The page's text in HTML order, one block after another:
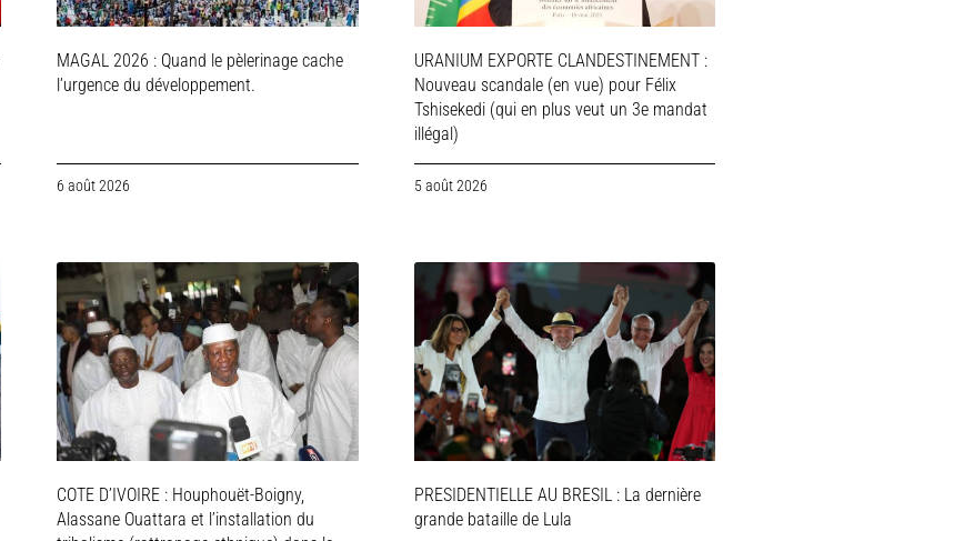
MAGAL 2026 : Quand le pèlerinage cache
l’urgence du développement.
6 août 2026
URANIUM EXPORTE CLANDESTINEMENT :
Nouveau scandale (en vue) pour Félix
Tshisekedi (qui en plus veut un 3e mandat
illégal)
5 août 2026
COTE D’IVOIRE : Houphouët-Boigny,
Alassane Ouattara et l’installation du
PRESIDENTIELLE AU BRESIL : La dernière
grande bataille de Lula